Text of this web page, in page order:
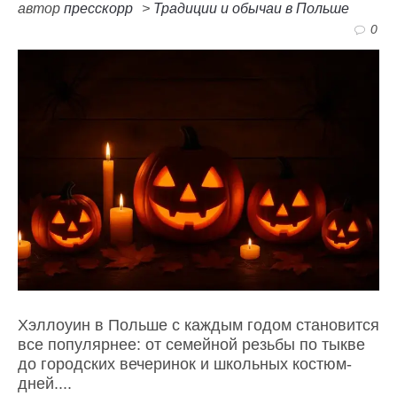
автор пресскорр > Традиции и обычаи в Польше
0
Хэллоуин в Польше с каждым годом становится
все популярнее: от семейной резьбы по тыкве
до городских вечеринок и школьных костюм-
дней....